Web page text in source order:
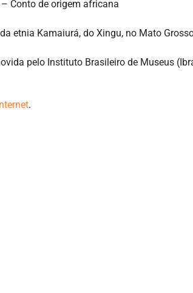
Conto de origem africana
etnia Kamaiurá, do Xingu, no Mato
pelo Instituto Brasileiro de Museus
.